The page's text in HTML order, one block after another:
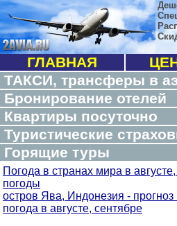
ГЛАВНАЯ
ТАКСИ, трансферы в
Бронирование отелей
Квартиры посуточно
Туристические
Горящие туры
Погода в странах мира в
погоды
остров Ява, Индонезия -
погода в августе, сентябре